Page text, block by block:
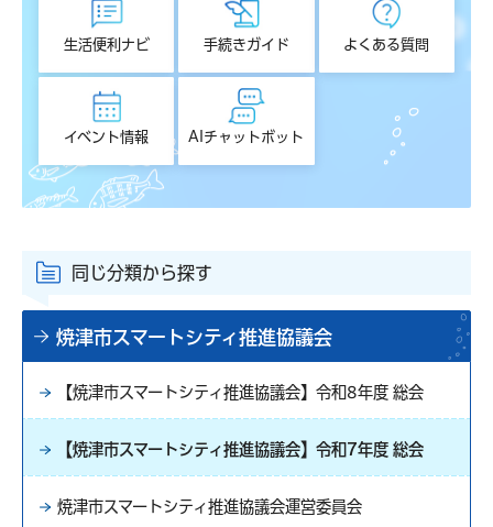
生活便利ナビ 手続きガイド よくある質問
イベント情報 AIチャットボット
同じ分類から探す
焼津市スマートシティ推進協議会
【焼津市スマートシティ推進協議会】令和8年度 総会
【焼津市スマートシティ推進協議会】令和7年度 総会
焼津市スマートシティ推進協議会運営委員会